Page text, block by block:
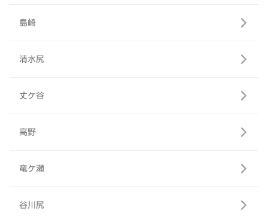
島崎
清水尻
丈ケ谷
高野
竜ケ瀬
谷川尻